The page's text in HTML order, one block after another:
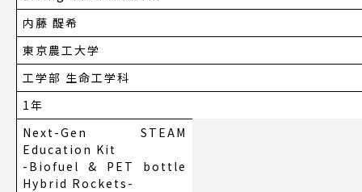
内藤 醍希
東京農工大学
工学部 生命工学科
1年
Next-Gen STEAM
Education Kit
-Biofuel & PET bottle
Hybrid Rockets-